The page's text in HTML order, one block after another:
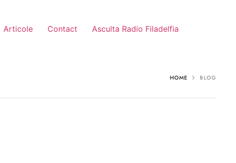
Articole Contact Asculta Radio Filadelfia
HOME BLOG